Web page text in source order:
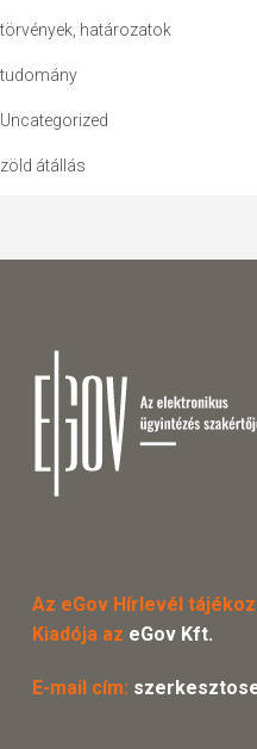
törvények, határozatok
tudomány
Uncategorized
zöld átállás
Az eGov Hírlevél
Kiadója az eGov Kft.
E-mail cím: